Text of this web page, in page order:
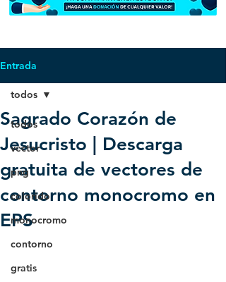
Entrada
todos
vector
png
colorido
monocromo
contorno
gratis
todos
Sagrado Corazón de
Jesucristo | Descarga
gratuita de vectores de
contorno monocromo en
EPS